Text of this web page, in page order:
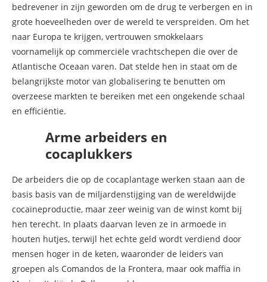
bedrevener in zijn geworden om de drug te verbergen en in
grote hoeveelheden over de wereld te verspreiden. Om het
naar Europa te krijgen, vertrouwen smokkelaars
voornamelijk op commerciële vrachtschepen die over de
Atlantische Oceaan varen. Dat stelde hen in staat om de
belangrijkste motor van globalisering te benutten om
overzeese markten te bereiken met een ongekende schaal
en efficiëntie.
Arme arbeiders en
cocaplukkers
De arbeiders die op de cocaplantage werken staan aan de
basis basis van de miljardenstijging van de wereldwijde
cocaïneproductie, maar zeer weinig van de winst komt bij
hen terecht. In plaats daarvan leven ze in armoede in
houten hutjes, terwijl het echte geld wordt verdiend door
mensen hoger in de keten, waaronder de leiders van
groepen als Comandos de la Frontera, maar ook maffia in